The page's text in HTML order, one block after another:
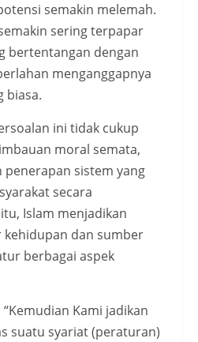
semakin melemah.
sering terpapar
bertentangan dengan
menganggapnya
biasa.
ini tidak cukup
moral semata,
sistem yang
secara
Islam menjadikan
kehidupan dan sumber
berbagai aspek
Kami jadikan
suatu syariat (peraturan)